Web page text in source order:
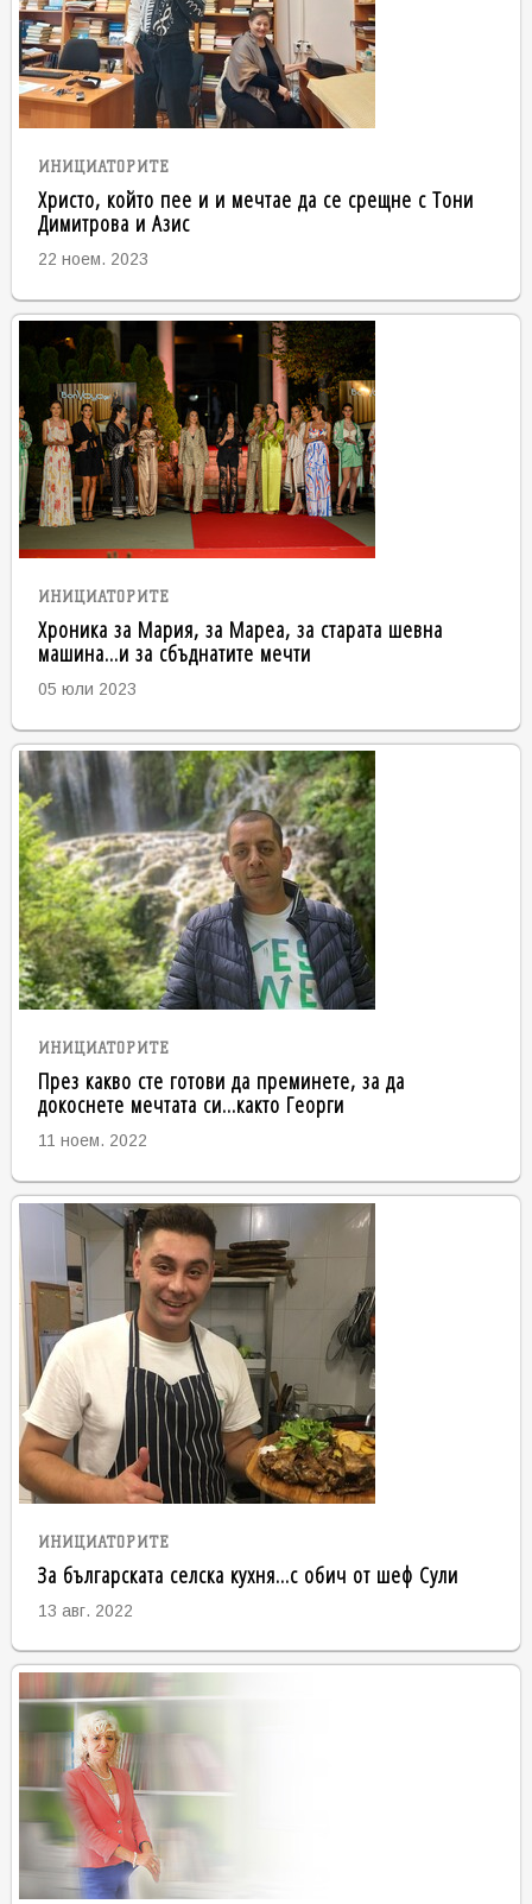
ИНИЦИАТОРИТЕ
Христо, който пее и и мечтае да се срещне с Тони
Димитрова и Азис
22 ноем. 2023
ИНИЦИАТОРИТЕ
Хроника за Мария, за Мареа, за старата шевна
машина...и за сбъднатите мечти
05 юли 2023
ИНИЦИАТОРИТЕ
През какво сте готови да преминете, за да
докоснете мечтата си...както Георги
11 ноем. 2022
ИНИЦИАТОРИТЕ
За българската селска кухня...с обич от шеф Сули
13 авг. 2022